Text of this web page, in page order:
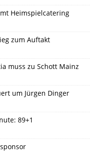
Heimspielcatering
zum Auftakt
muss zu Schott Mainz
um Jürgen Dinger
89+1